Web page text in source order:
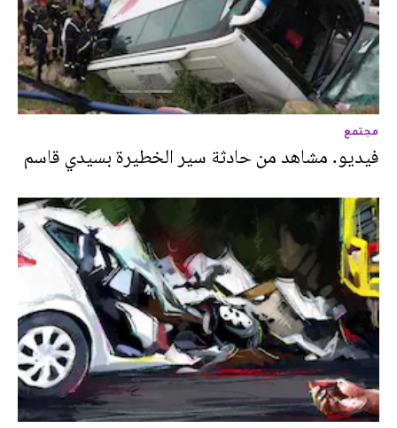
مجتمع
فيديو. مشاهد من حادثة سير الخطيرة بسيدي قاسم